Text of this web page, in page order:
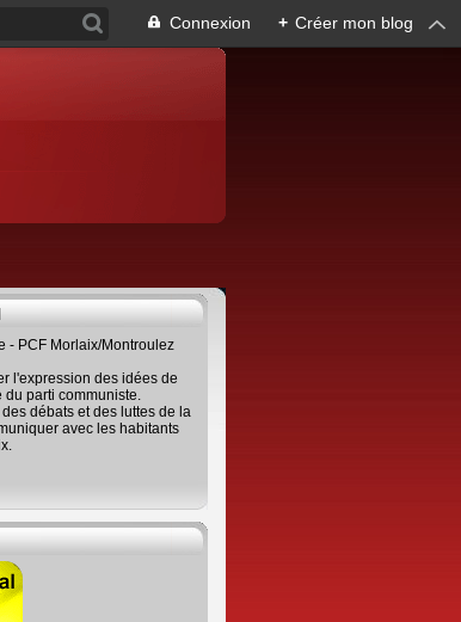
Connexion + Créer mon blog
- PCF Morlaix/Montroulez
l'expression des idées de
du parti communiste.
débats et des luttes de la
avec les habitants